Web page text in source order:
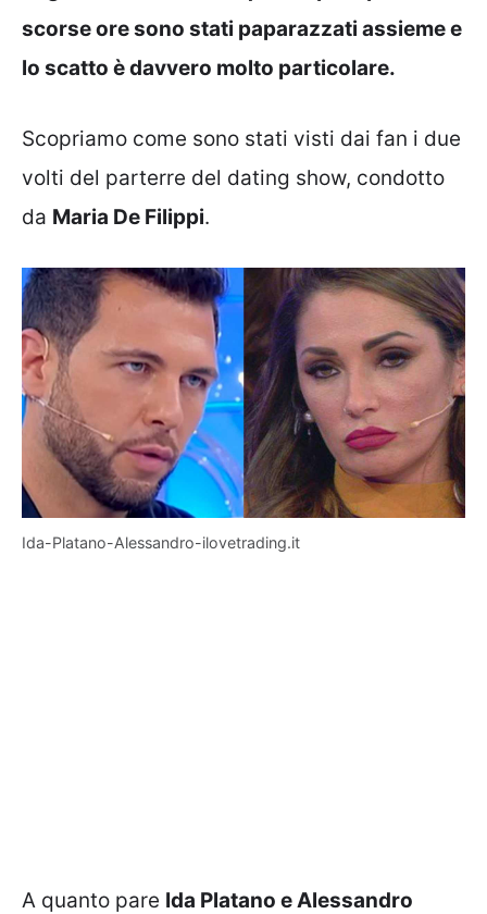
scorse ore sono stati paparazzati assieme e
lo scatto è davvero molto particolare.
Scopriamo come sono stati visti dai fan i due
volti del parterre del dating show, condotto
da Maria De Filippi.
Ida-Platano-Alessandro-ilovetrading.it
A quanto pare Ida Platano e Alessandro